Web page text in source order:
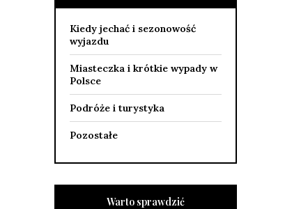
Kiedy jechać i sezonowość
wyjazdu
Miasteczka i krótkie wypady w
Polsce
Podróże i turystyka
Pozostałe
Warto sprawdzić